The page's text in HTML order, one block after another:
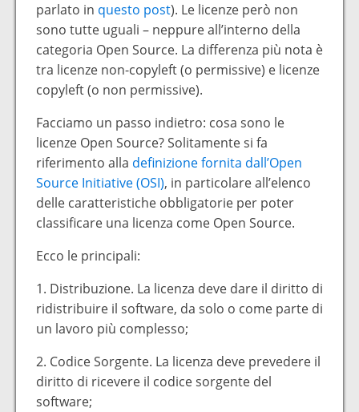
parlato in questo post). Le licenze però non
sono tutte uguali – neppure all’interno della
categoria Open Source. La differenza più nota è
tra licenze non-copyleft (o permissive) e licenze
copyleft (o non permissive).
Facciamo un passo indietro: cosa sono le
licenze Open Source? Solitamente si fa
riferimento alla definizione fornita dall’Open
Source Initiative (OSI), in particolare all’elenco
delle caratteristiche obbligatorie per poter
classificare una licenza come Open Source.
Ecco le principali:
1. Distribuzione. La licenza deve dare il diritto di
ridistribuire il software, da solo o come parte di
un lavoro più complesso;
2. Codice Sorgente. La licenza deve prevedere il
diritto di ricevere il codice sorgente del
software;